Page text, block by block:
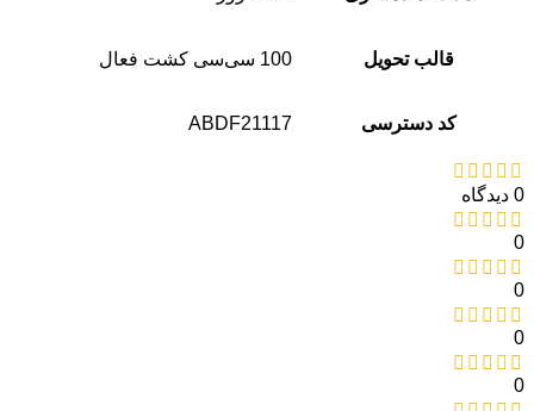
قالب تحویل 100 سی‌سی کشت فعال
کد دسترسی ABDF21117
0 دیدگاه
0
0
0
0